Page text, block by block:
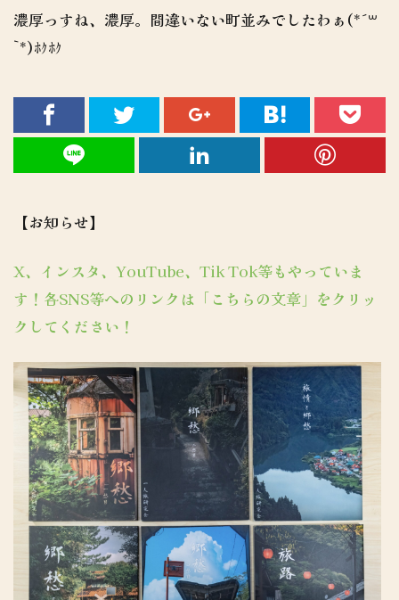
濃厚っすね、濃厚。間違いない町並みでしたわぁ(*´꒳
`*)ﾎｸﾎｸ
【お知らせ】
X、インスタ、YouTube、Tik Tok等もやっていま
す！各SNS等へのリンクは「こちらの文章」をクリッ
クしてください！